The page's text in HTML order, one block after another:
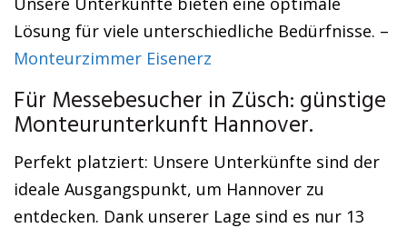
Lösung für viele unterschiedliche Bedürfnisse. –
Monteurzimmer Eisenerz
Für Messebesucher in Züsch: günstige
Monteurunterkunft Hannover.
Perfekt platziert: Unsere Unterkünfte sind der
ideale Ausgangspunkt, um Hannover zu
entdecken. Dank unserer Lage sind es nur 13